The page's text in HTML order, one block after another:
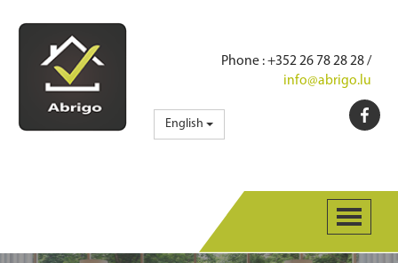
Phone: +352 26 78 28 28 /
info@abrigo.lu
English